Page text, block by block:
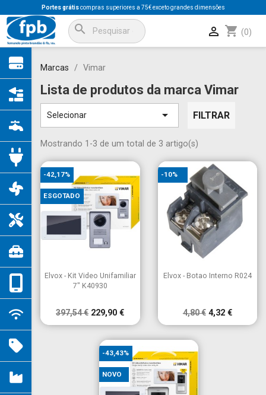
Portes grátiscompras superiores a 75€ exceto grandes dimensões
search shopping_cart (0)

Marcas Vimar
Lista de produtos da marca Vimar
Selecionar  FILTRAR
Mostrando 1-3 de um total de 3 artigo(s)
Vista rápida
Elvox - Kit Video Unifamiliar
7" K40930
397,54 € 229,90 €
-42,17%
ESGOTADO
Vista rápida
Elvox - Botao Interno R024
4,80 € 4,32 €
-10%
-43,43%
NOVO